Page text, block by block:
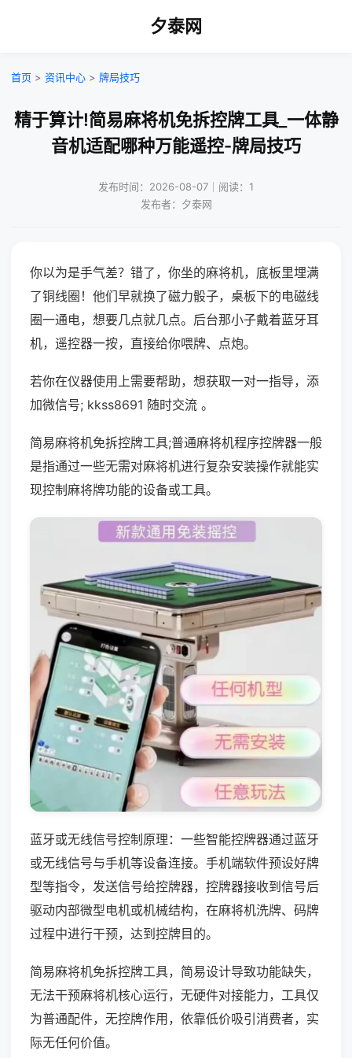
夕泰网
首页 > 资讯中心 > 牌局技巧
精于算计!简易麻将机免拆控牌工具_一体静
音机适配哪种万能遥控-牌局技巧
发布时间：2026-08-07｜阅读：1
发布者：夕泰网
你以为是手气差？错了，你坐的麻将机，底板里埋满
了铜线圈！他们早就换了磁力骰子，桌板下的电磁线
圈一通电，想要几点就几点。后台那小子戴着蓝牙耳
机，遥控器一按，直接给你喂牌、点炮。
若你在仪器使用上需要帮助，想获取一对一指导，添
加微信号; kkss8691 随时交流 。
简易麻将机免拆控牌工具;普通麻将机程序控牌器一般
是指通过一些无需对麻将机进行复杂安装操作就能实
现控制麻将牌功能的设备或工具。
蓝牙或无线信号控制原理：一些智能控牌器通过蓝牙
或无线信号与手机等设备连接。手机端软件预设好牌
型等指令，发送信号给控牌器，控牌器接收到信号后
驱动内部微型电机或机械结构，在麻将机洗牌、码牌
过程中进行干预，达到控牌目的。
简易麻将机免拆控牌工具，简易设计导致功能缺失，
无法干预麻将机核心运行，无硬件对接能力，工具仅
为普通配件，无控牌作用，依靠低价吸引消费者，实
际无任何价值。